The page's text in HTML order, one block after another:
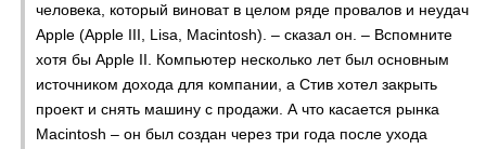
человека, который виноват в целом ряде провалов и неудач
Apple (Apple III, Lisa, Macintosh). – сказал он. – Вспомните
хотя бы Apple II. Компьютер несколько лет был основным
источником дохода для компании, а Стив хотел закрыть
проект и снять машину с продажи. А что касается рынка
Macintosh – он был создан через три года после ухода